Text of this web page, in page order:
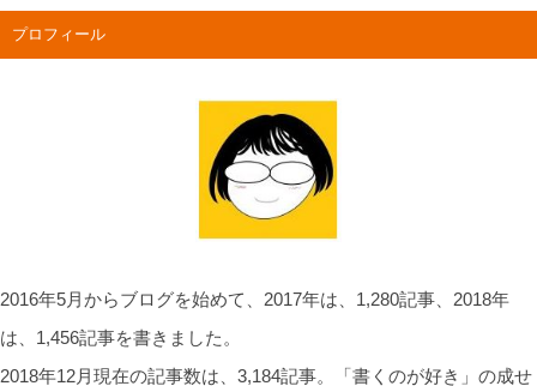
プロフィール
2016年5月からブログを始めて、2017年は、1,280記事、2018年
は、1,456記事を書きました。
2018年12月現在の記事数は、3,184記事。「書くのが好き」の成せ